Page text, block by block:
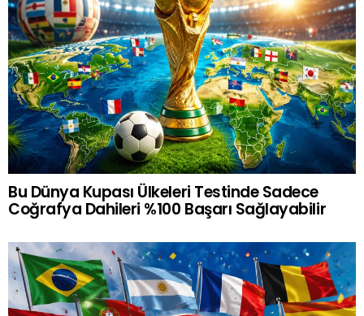
Bu Dünya Kupası Ülkeleri Testinde Sadece
Coğrafya Dahileri %100 Başarı Sağlayabilir